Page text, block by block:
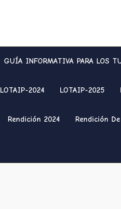
GUÍA INFORMATIVA PARA LOS
LOTAIP-2024 LOTAIP-2025
Rendición 2024 Rendición